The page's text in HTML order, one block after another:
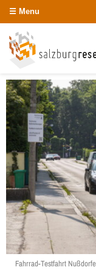
Menu
Fahrrad-Testfahrt